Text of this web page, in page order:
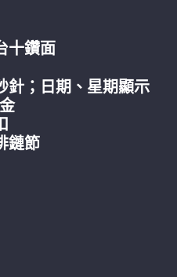
十鑽面
針；日期、星期顯示
鏈節